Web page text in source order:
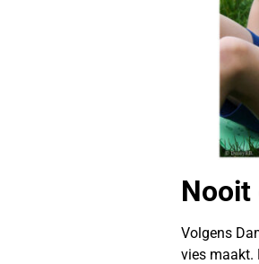
Nooit
Volgens
vies maakt.